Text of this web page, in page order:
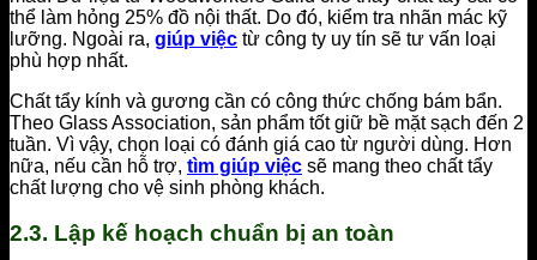
thể làm hỏng 25% đồ nội thất. Do đó, kiểm tra nhãn mác kỹ
lưỡng. Ngoài ra, giúp việc từ công ty uy tín sẽ tư vấn loại
phù hợp nhất.
Chất tẩy kính và gương cần có công thức chống bám bẩn.
Theo Glass Association, sản phẩm tốt giữ bề mặt sạch đến 2
tuần. Vì vậy, chọn loại có đánh giá cao từ người dùng. Hơn
nữa, nếu cần hỗ trợ, tìm giúp việc sẽ mang theo chất tẩy
chất lượng cho vệ sinh phòng khách.
2.3. Lập kế hoạch chuẩn bị an toàn